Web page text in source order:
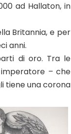
ad Hallaton, in
Britannia, e per
anni.
di oro. Tra le
– che
tiene una corona